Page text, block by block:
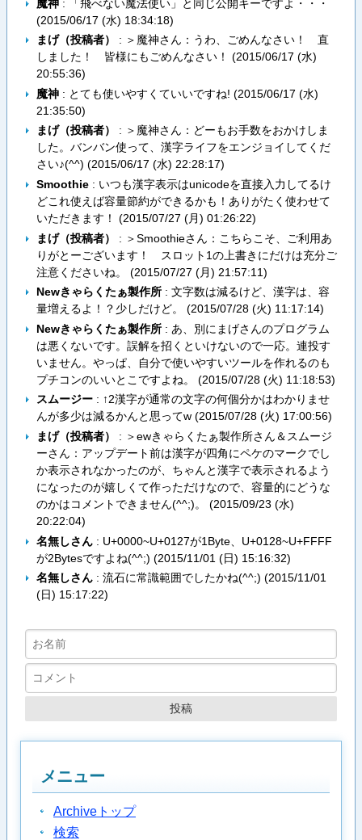
魔神: 「飛べない魔法使い」と同じ公開キーですよ・・・
(2015/06/17 (水) 18:34:18)
まげ（投稿者）
: ＞魔神さん：うわ、ごめんなさい！ 直
しました！ 皆様にもごめんなさい！ (2015/06/17 (水)
20:55:36)
魔神: とても使いやすくていいですね! (2015/06/17 (水)
21:35:50)
まげ（投稿者）
: ＞魔神さん：どーもお手数をおかけしま
した。バンバン使って、漢字ライフをエンジョイしてくだ
さい♪(^^) (2015/06/17 (水) 22:28:17)
Smoothie: いつも漢字表示はunicodeを直接入力してるけ
どこれ使えば容量節約ができるかも！ありがたく使わせて
いただきます！ (2015/07/27 (月) 01:26:22)
まげ（投稿者）
: ＞Smoothieさん：こちらこそ、ご利用あ
りがとーございます！ スロット1の上書きにだけは充分ご
注意くださいね。 (2015/07/27 (月) 21:57:11)
Newきゃらくたぁ製作所: 文字数は減るけど、漢字は、容
量増えるよ！？少しだけど。 (2015/07/28 (火) 11:17:14)
Newきゃらくたぁ製作所: あ、別にまげさんのプログラム
は悪くないです。誤解を招くといけないので一応。連投す
いません。やっぱ、自分で使いやすいツールを作れるのも
プチコンのいいとこですよね。 (2015/07/28 (火) 11:18:53)
スムージー: ↑2漢字が通常の文字の何個分かはわかりませ
んが多少は減るかんと思ってw (2015/07/28 (火) 17:00:56)
まげ（投稿者）
: ＞ewきゃらくたぁ製作所さん＆スムージ
ーさん：アップデート前は漢字が四角にペケのマークでし
か表示されなかったのが、ちゃんと漢字で表示されるよう
になったのが嬉しくて作っただけなので、容量的にどうな
のかはコメントできません(^^;)。 (2015/09/23 (水)
20:22:04)
名無しさん: U+0000~U+0127が1Byte、U+0128~U+FFFF
が2Bytesですよね(^^;) (2015/11/01 (日) 15:16:32)
名無しさん: 流石に常識範囲でしたかね(^^;) (2015/11/01
(日) 15:17:22)
メニュー
Archiveトップ
検索